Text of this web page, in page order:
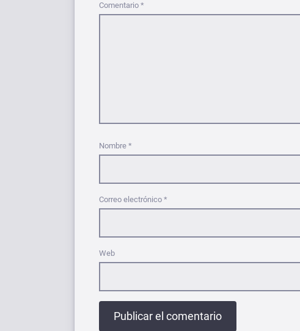
Comentario *
Nombre *
Correo electrónico *
Web